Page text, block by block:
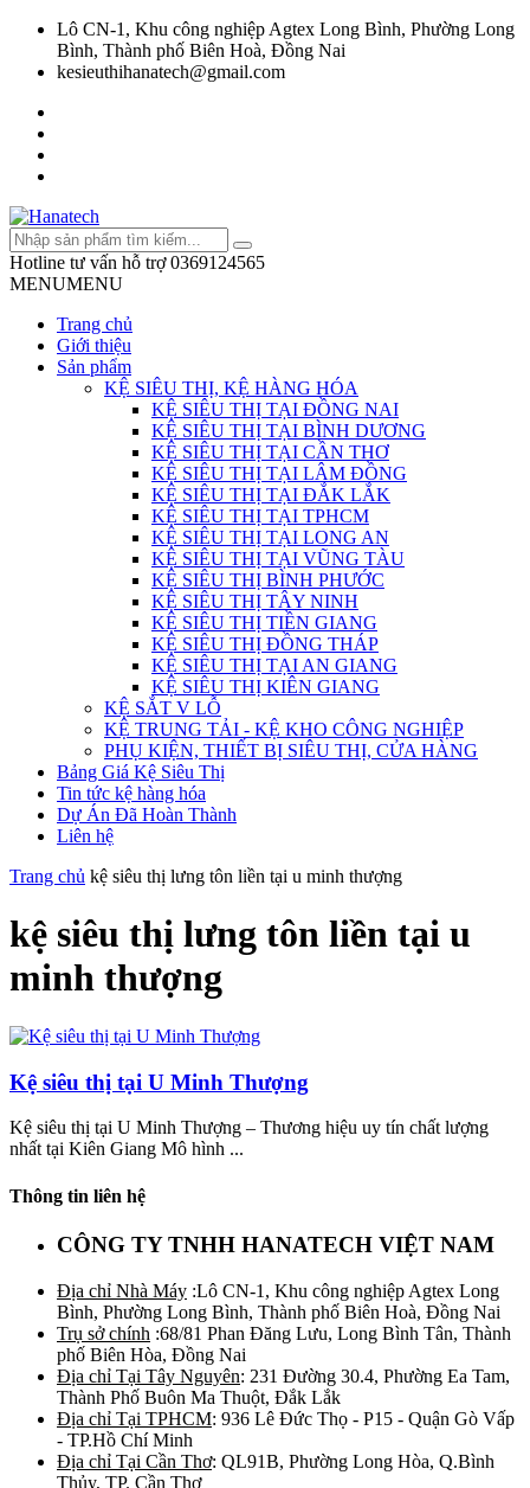
Lô CN-1, Khu công nghiệp Agtex Long Bình, Phường Long
Bình, Thành phố Biên Hoà, Đồng Nai
kesieuthihanatech@gmail.com
Hotline tư vấn hỗ trợ 0369124565
MENUMENU
Trang chủ
Giới thiệu
Sản phẩm
KỆ SIÊU THỊ, KỆ HÀNG HÓA
KỆ SIÊU THỊ TẠI ĐỒNG NAI
KỆ SIÊU THỊ TẠI BÌNH DƯƠNG
KỆ SIÊU THỊ TẠI CẦN THƠ
KỆ SIÊU THỊ TẠI LÂM ĐỒNG
KỆ SIÊU THỊ TẠI ĐẮK LẮK
KỆ SIÊU THỊ TẠI TPHCM
KỆ SIÊU THỊ TẠI LONG AN
KỆ SIÊU THỊ TẠI VŨNG TÀU
KỆ SIÊU THỊ BÌNH PHƯỚC
KỆ SIÊU THỊ TÂY NINH
KỆ SIÊU THỊ TIỀN GIANG
KỆ SIÊU THỊ ĐỒNG THÁP
KỆ SIÊU THỊ TẠI AN GIANG
KỆ SIÊU THỊ KIÊN GIANG
KỆ SẮT V LỖ
KỆ TRUNG TẢI - KỆ KHO CÔNG NGHIỆP
PHỤ KIỆN, THIẾT BỊ SIÊU THỊ, CỬA HÀNG
Bảng Giá Kệ Siêu Thị
Tin tức kệ hàng hóa
Dự Án Đã Hoàn Thành
Liên hệ
Trang chủ kệ siêu thị lưng tôn liền tại u minh thượng
kệ siêu thị lưng tôn liền tại u
minh thượng
Kệ siêu thị tại U Minh Thượng
Kệ siêu thị tại U Minh Thượng – Thương hiệu uy tín chất lượng
nhất tại Kiên Giang Mô hình ...
Thông tin liên hệ
CÔNG TY TNHH HANATECH VIỆT NAM
Địa chỉ Nhà Máy :Lô CN-1, Khu công nghiệp Agtex Long
Bình, Phường Long Bình, Thành phố Biên Hoà, Đồng Nai
Trụ sở chính :68/81 Phan Đăng Lưu, Long Bình Tân, Thành
phố Biên Hòa, Đồng Nai
Địa chỉ Tại Tây Nguyên: 231 Đường 30.4, Phường Ea Tam,
Thành Phố Buôn Ma Thuột, Đắk Lắk
Địa chỉ Tại TPHCM: 936 Lê Đức Thọ - P15 - Quận Gò Vấp
- TP.Hồ Chí Minh
Địa chỉ Tại Cần Thơ: QL91B, Phường Long Hòa, Q.Bình
Thủy, TP. Cần Thơ